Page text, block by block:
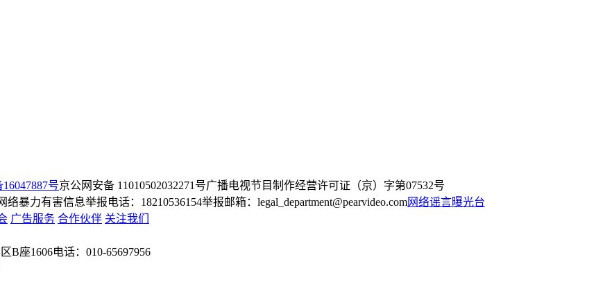
号京公网安备 11010502032271号广播电视节目制作经营许可证（京）字第07532号
暴力有害信息举报电话：18210536154举报邮箱：legal_department@pearvideo.com网络谣言曝光台
广告服务 合作伙伴 关注我们
B座1606电话：010-65697956